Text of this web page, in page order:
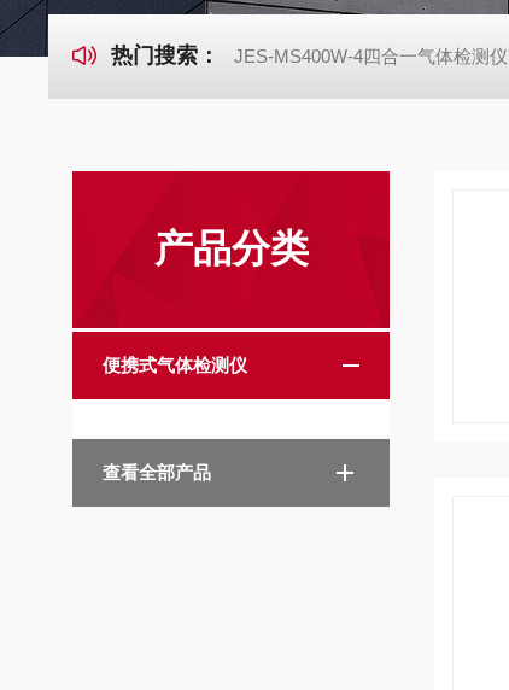
热门搜索： JES-MS400W-4四合一气体检测仪
产品分类
便携式气体检测仪
查看全部产品